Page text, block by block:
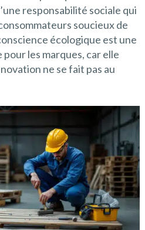
responsabilité sociale qui
soucieux de
écologique est une
les marques, car elle
ne se fait pas au